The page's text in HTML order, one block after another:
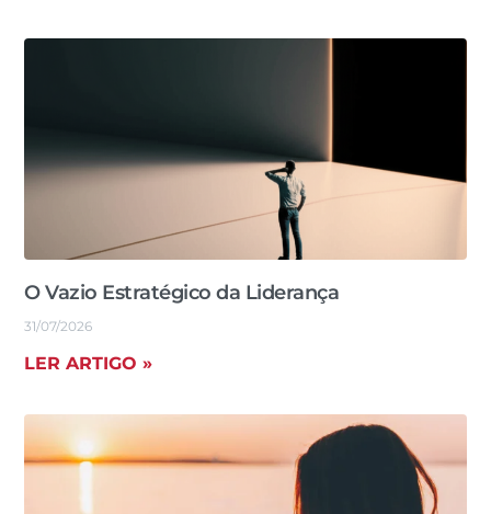
O Vazio Estratégico da Liderança
31/07/2026
LER ARTIGO »